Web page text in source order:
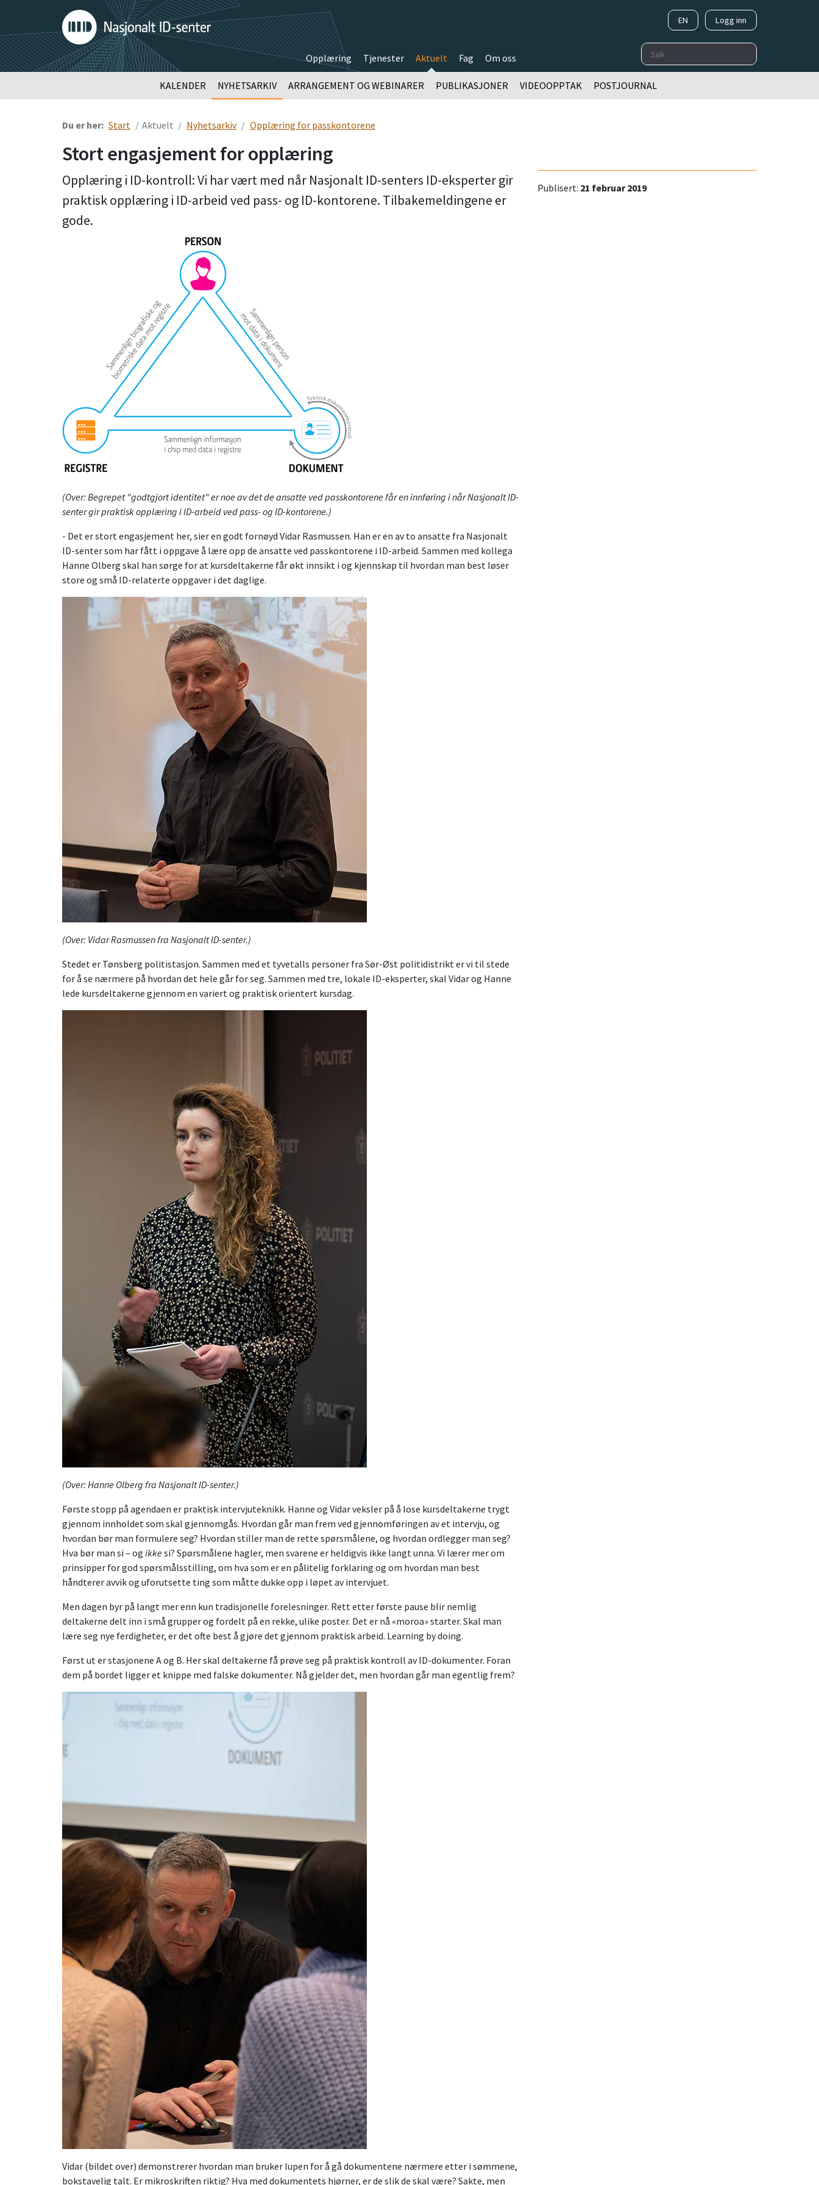
EN Logg inn
Opplæring Tjenester Aktuelt
KALENDER NYHETSARKIV ARRANGEMENT OG WEBINARER PUBLIKASJONER VIDEOOPPTAK POSTJOURNAL
Fag Om oss
Du er her: Start Aktuelt Nyhetsarkiv Opplæring for passkontorene
Stort engasjement for opplæring
Opplæring i ID-kontroll: Vi har vært med når Nasjonalt ID-senters ID-eksperter gir
praktisk opplæring i ID-arbeid ved pass- og ID-kontorene. Tilbakemeldingene er
gode.
Publisert: 21 februar 2019
(Over: Begrepet "godtgjort identitet" er noe av det de ansatte ved passkontorene får en innføring i når Nasjonalt ID-
senter gir praktisk opplæring i ID-arbeid ved pass- og ID-kontorene.)
- Det er stort engasjement her, sier en godt fornøyd Vidar Rasmussen. Han er en av to ansatte fra Nasjonalt
ID-senter som har fått i oppgave å lære opp de ansatte ved passkontorene i ID-arbeid. Sammen med kollega
Hanne Olberg skal han sørge for at kursdeltakerne får økt innsikt i og kjennskap til hvordan man best løser
store og små ID-relaterte oppgaver i det daglige.
(Over: Vidar Rasmussen fra Nasjonalt ID-senter.)
Stedet er Tønsberg politistasjon. Sammen med et tyvetalls personer fra Sør-Øst politidistrikt er vi til stede
for å se nærmere på hvordan det hele går for seg. Sammen med tre, lokale ID-eksperter, skal Vidar og Hanne
lede kursdeltakerne gjennom en variert og praktisk orientert kursdag.
(Over: Hanne Olberg fra Nasjonalt ID-senter.)
Første stopp på agendaen er praktisk intervjuteknikk. Hanne og Vidar veksler på å lose kursdeltakerne trygt
gjennom innholdet som skal gjennomgås. Hvordan går man frem ved gjennomføringen av et intervju, og
hvordan bør man formulere seg? Hvordan stiller man de rette spørsmålene, og hvordan ordlegger man seg?
Hva bør man si – og ikkesi? Spørsmålene hagler, men svarene er heldigvis ikke langt unna. Vi lærer mer om
prinsipper for god spørsmålsstilling, om hva som er en pålitelig forklaring og om hvordan man best
håndterer avvik og uforutsette ting som måtte dukke opp i løpet av intervjuet.
Men dagen byr på langt mer enn kun tradisjonelle forelesninger. Rett etter første pause blir nemlig
deltakerne delt inn i små grupper og fordelt på en rekke, ulike poster. Det er nå «moroa» starter. Skal man
lære seg nye ferdigheter, er det ofte best å gjøre det gjennom praktisk arbeid. Learning by doing.
Først ut er stasjonene A og B. Her skal deltakerne få prøve seg på praktisk kontroll av ID-dokumenter. Foran
dem på bordet ligger et knippe med falske dokumenter. Nå gjelder det, men hvordan går man egentlig frem?
Vidar (bildet over) demonstrerer hvordan man bruker lupen for å gå dokumentene nærmere etter i sømmene,
bokstavelig talt. Er mikroskriften riktig? Hva med dokumentets hjørner, er de slik de skal være? Sakte, men